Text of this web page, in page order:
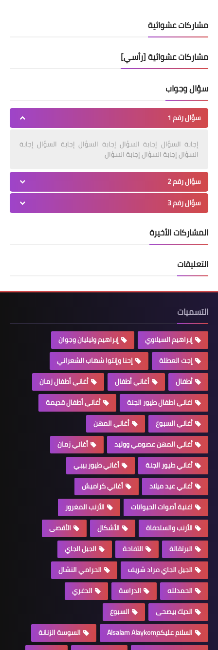
مشاركات عشوائية
مشاركات عشوائية [رأسي]
سؤال وجواب
سؤال رقم 1
إجابة السؤال إجابة السؤال إجابة السؤال إجابة السؤال إجابة
السؤال إجابة السؤال إجابة السؤال
سؤال رقم 2
سؤال رقم 3
المشاركات الأخيرة
التعليقات
التسميات
إبراهيم السيلاوي
إبراهيم وليليان وجوان
إجت العطلة
إحنا وإنتوا شهاب الشعراني
أطفال
أغاني أطفال
أغاني أطفال زمان
اغاني اطفال طيور الجنة
أغاني أطفال قديمة
أغاني السبوع
أغاني المهن
أغاني المهن عصومي ووليد
أغاني زمان
أغاني طيور الجنة
أغاني طيور بيبي
أغاني عيد ميلاد
أغاني كراميش
اغنية أصوات الحيوانات
الأرنب المغرور
الأرنب والسلحفاة
الأشكال
الأقصى
البرتقالة
التفاحة
الجيل الجاي
الجيل الجاي مراد شريف
الحرامي النشال
الحمدلله
الدراسة
الدغري
الديك بيصحى
السبوع
السلام عليكمAlsalam Alaykom
السوسة الزنانة